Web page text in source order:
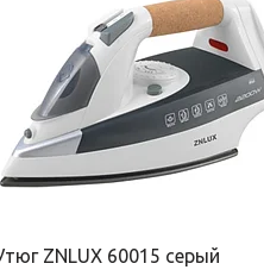
ZNLUX 60015 серый